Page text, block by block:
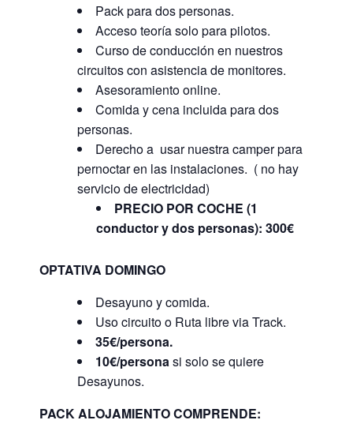
Pack para dos personas.
Acceso teoría solo para pilotos.
Curso de conducción en nuestros
circuitos con asistencia de monitores.
Asesoramiento online.
Comida y cena incluida para dos
personas.
Derecho a usar nuestra camper para
pernoctar en las instalaciones. ( no hay
servicio de electricidad)
PRECIO POR COCHE (1
conductor y dos personas): 300€
OPTATIVA DOMINGO
Desayuno y comida.
Uso circuito o Ruta libre via Track.
35€/persona.
10€/personasi solo se quiere
Desayunos.
PACK ALOJAMIENTO COMPRENDE: